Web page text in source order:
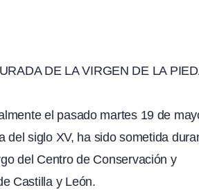
DE LA VIRGEN DE LA
el pasado martes 19 de
del siglo XV, ha sido sometida
del Centro de Conservación y
Castilla y León.